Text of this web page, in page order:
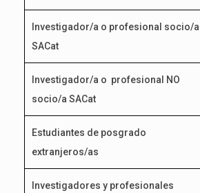
Investigador/a o profesional socio/a
SACat
Investigador/a o profesional NO
socio/a SACat
Estudiantes de posgrado
extranjeros/as
Investigadores y profesionales